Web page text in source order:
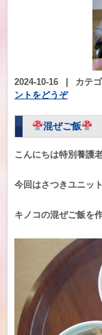
2024-10-16 | カテ
ントをどうぞ
混ぜご飯
こんにちは特別養護
今回はさつきユニッ
キノコの混ぜご飯を